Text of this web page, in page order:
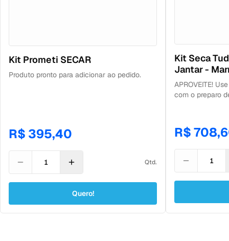
Kit Prometi SECAR
Produto pronto para adicionar ao pedido.
R$ 395,40
Qtd.
Quero!
Kit Seca
Jantar -
APROVEITE!
com o preparo
almoço e 14
R$